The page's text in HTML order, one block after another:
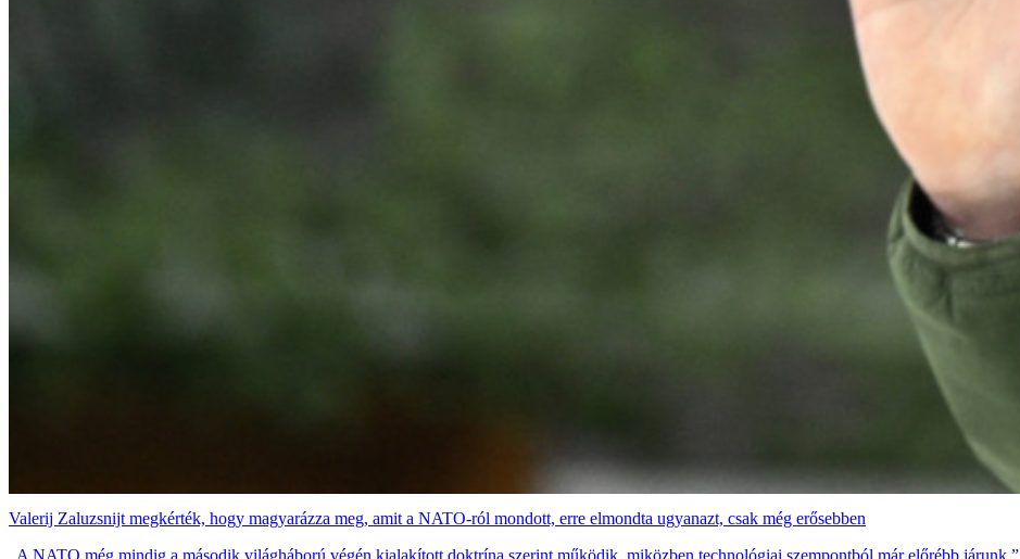
Valerij Zaluzsnijt megkérték, hogy magyarázza meg, amit a NATO-ról mondott, erre elmondta ugyanazt, csak még erősebben